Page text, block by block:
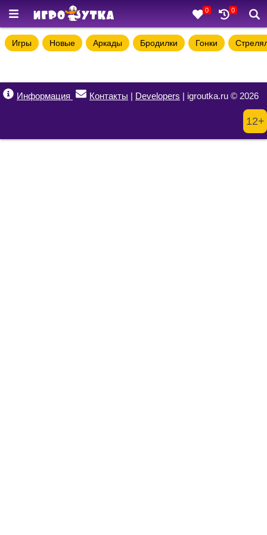
0 0
Игры Новые Аркады Бродилки Гонки
Информация Контакты | Developers | igroutka.ru © 2026
12+